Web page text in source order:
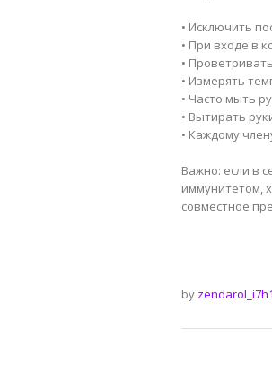
• Исключить
• При входе в
•
• Измерять
• Часто мыть
• Вытирать
• Каждому
Важно: если в
иммунитетом,
совместное
by